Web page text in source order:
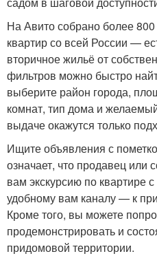
На Авито собрано более
квартир со всей России —
вторичное жильё от
фильтров можно быстро
выберите район города,
комнат, тип дома и
выдаче окажутся только
Ищите объявления с
означает, что продавец или
вам экскурсию по квартире
удобному вам каналу — к
Кроме того, вы можете
продемонстрировать и
придомовой территории.